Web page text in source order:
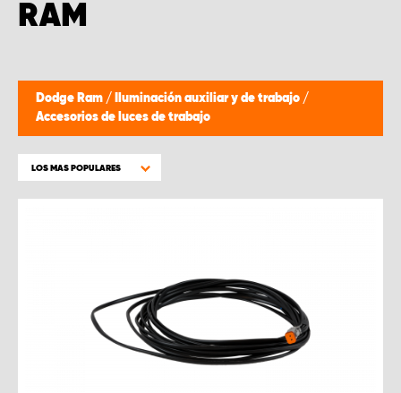
RAM
Dodge Ram / Iluminación auxiliar y de trabajo /
Accesorios de luces de trabajo
LOS MAS POPULARES